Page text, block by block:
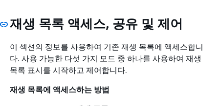
재생 목록 액세스, 공유 및 제어
이 섹션의 정보를 사용하여 기존 재생 목록에 액세스합니
다. 사용 가능한 다섯 가지 모드 중 하나를 사용하여 재생
목록 표시를 시작하고 제어합니다.
재생 목록에 액세스하는 방법